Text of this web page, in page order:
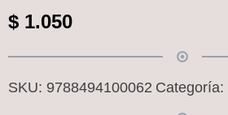
$ 1.050
SKU: 9788494100062 Categoría: